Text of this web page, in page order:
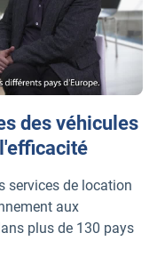
des véhicules
services de location
aux
plus de 130 pays